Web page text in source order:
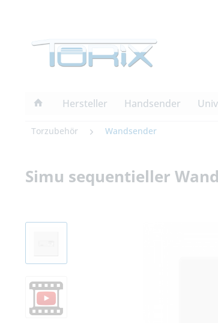
Hersteller Handsender
Torzubehör Wandsender
Simu sequentieller